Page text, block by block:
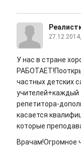
У нас в стране
частных детских
учителей+каждый
репетитора-
касается
которые
Врачам!Огромное